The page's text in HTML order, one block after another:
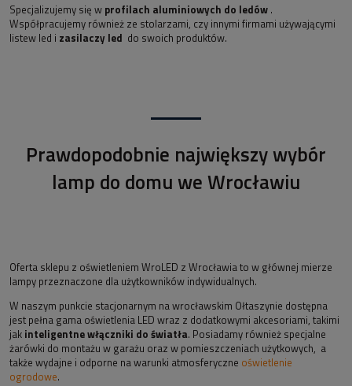
Specjalizujemy się w profilach aluminiowych do ledów .
Współpracujemy również ze stolarzami, czy innymi firmami używającymi
listew led i zasilaczy led do swoich produktów.
Prawdopodobnie największy wybór
lamp do domu we Wrocławiu
Oferta sklepu z oświetleniem WroLED z Wrocławia to w głównej mierze
lampy przeznaczone dla użytkowników indywidualnych.
W naszym punkcie stacjonarnym na wrocławskim Ołtaszynie dostępna
jest pełna gama oświetlenia LED wraz z dodatkowymi akcesoriami, takimi
jak inteligentne włączniki do światła. Posiadamy również specjalne
żarówki do montażu w garażu oraz w pomieszczeniach użytkowych, a
także wydajne i odporne na warunki atmosferyczne oświetlenie
ogrodowe.